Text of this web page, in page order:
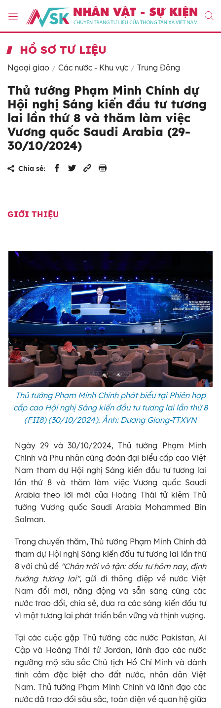
HỒ SƠ TƯ LIỆU
Ngoại giao Các nước - Khu vực Trung Đông
Thủ tướng Phạm Minh Chính dự
Hội nghị Sáng kiến đầu tư tương
lai lần thứ 8 và thăm làm việc
Vương quốc Saudi Arabia (29-
30/10/2024)
Chia sẻ:
GIỚI THIỆU
Thủ tướng Phạm Minh Chính phát biểu tại Phiên họp
cấp cao Hội nghị Sáng kiến đầu tư tương lai lần thứ 8
(FII8) (30/10/2024). Ảnh: Dương Giang-TTXVN
Ngày 29 và 30/10/2024, Thủ tướng Phạm Minh
Chính và Phu nhân cùng đoàn đại biểu cấp cao Việt
Nam tham dự Hội nghị Sáng kiến đầu tư tương lai
lần thứ 8 và thăm làm việc Vương quốc Saudi
Arabia theo lời mời của Hoàng Thái tử kiêm Thủ
tướng Vương quốc Saudi Arabia Mohammed Bin
Salman.
Trong chuyến thăm, Thủ tướng Phạm Minh Chính đã
tham dự Hội nghị Sáng kiến đầu tư tương lai lần thứ
8 với chủ đề "Chân trời vô tận: đầu tư hôm nay, định
hướng tương lai", gửi đi thông điệp về nước Việt
Nam đổi mới, năng động và sẵn sàng cùng các
nước trao đổi, chia sẻ, đưa ra các sáng kiến đầu tư
vì một tương lai phát triển bền vững và thịnh vượng.
Tại các cuộc gặp Thủ tướng các nước Pakistan, Ai
Cập và Hoàng Thái tử Jordan, lãnh đạo các nước
ngưỡng mộ sâu sắc Chủ tịch Hồ Chí Minh và dành
tình cảm đặc biệt cho đất nước, nhân dân Việt
Nam. Thủ tướng Phạm Minh Chính và lãnh đạo các
nước đã trao đổi sâu sắc, toàn diện về quan hệ giữa